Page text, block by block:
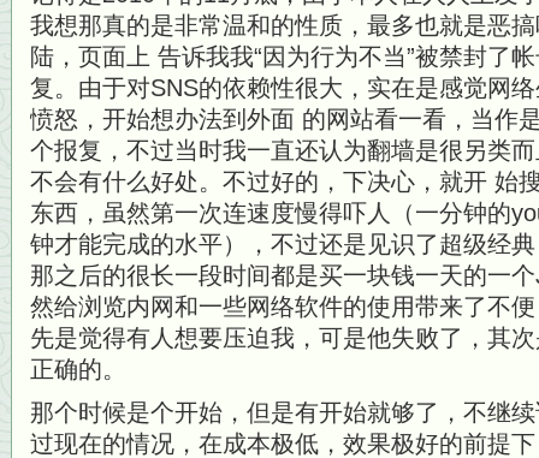
我想那真的是非常温和的性质，最多也就是恶
陆，页面上 告诉我我“因为行为不当”被禁封了
复。由于对SNS的依赖性很大，实在是感觉网
愤怒，开始想办法到外面 的网站看一看，当作
个报复，不过当时我一直还认为翻墙是很另类
不会有什么好处。不过好的，下决心，就开 始
东西，虽然第一次连速度慢得吓人（一分钟的
钟才能完成的水平），不过还是见识了超级经
那之后的很长一段时间都是买一块钱一天的一
然给浏览内网和一些网络软件的使用带来了不
先是觉得有人想要压迫我，可是他失败了，其
正确的。
那个时候是个开始，但是有开始就够了，不继
过现在的情况，在成本极低，效果极好的前提